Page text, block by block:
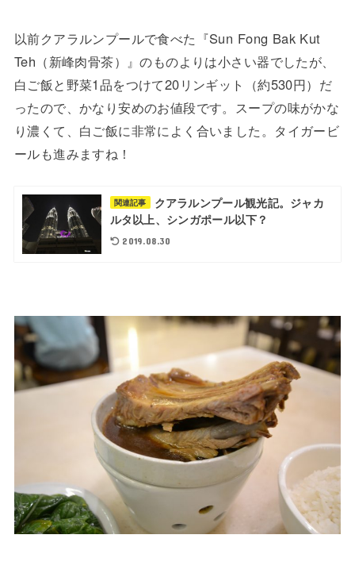
以前クアラルンプールで食べた『Sun Fong Bak Kut
Teh（新峰肉骨茶）』のものよりは小さい器でしたが、
白ご飯と野菜1品をつけて20リンギット（約530円）だ
ったので、かなり安めのお値段です。スープの味がかな
り濃くて、白ご飯に非常によく合いました。タイガービ
ールも進みますね！
関連記事
クアラルンプール観光記。ジャカ
ルタ以上、シンガポール以下？
2019.08.30